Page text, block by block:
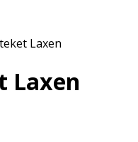
Laxen
Laxen